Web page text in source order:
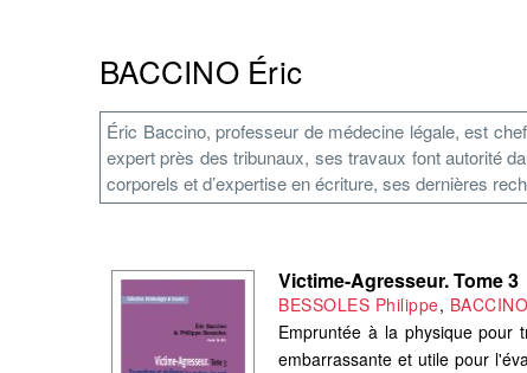
BACCINO Éric
Éric Baccino, professeur de médecine légale, est
expert près des tribunaux, ses travaux font autorité
corporels et d’expertise en écriture, ses dernières
Victime-Agresseur. Tome 3
BESSOLES Philippe,
Empruntée à la physique pour
embarrassante et utile pour